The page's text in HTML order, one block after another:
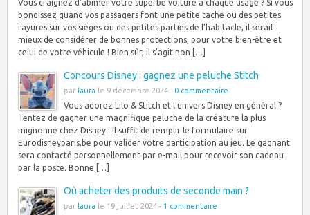
Vous craignez d’abîmer votre superbe voiture à chaque usage ? Si vous
bondissez quand vos passagers font une petite tache ou des petites
rayures sur vos sièges ou des petites parties de l’habitacle, il serait
mieux de considérer de bonnes protections, pour votre bien-être et
celui de votre véhicule ! Bien sûr, il s’agit non […]
Concours Disney : gagnez une peluche Stitch
par laura le 9 décembre 2024 - 0 commentaire
Vous adorez Lilo & Stitch et l’univers Disney en général ?
Tentez de gagner une magnifique peluche de la créature la plus
mignonne chez Disney ! Il suffit de remplir le formulaire sur
Eurodisneyparis.be pour valider votre participation au jeu. Le gagnant
sera contacté personnellement par e-mail pour recevoir son cadeau
par la poste. Bonne […]
Où acheter des produits de seconde main ?
par laura le 19 juillet 2024 - 1 commentaire